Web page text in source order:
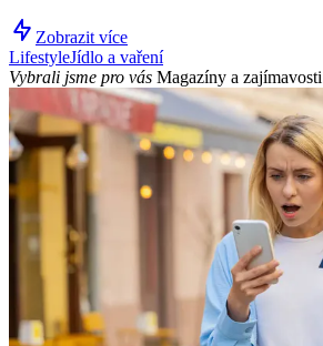
Zobrazit více
LifestyleJídlo a vaření
Vybrali jsme pro vás Magazíny a zajímavosti